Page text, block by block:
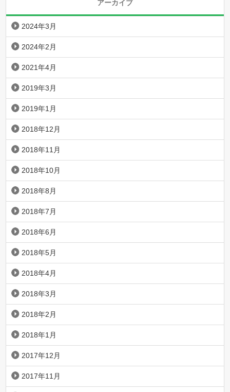
アーカイブ
2024年3月
2024年2月
2021年4月
2019年3月
2019年1月
2018年12月
2018年11月
2018年10月
2018年8月
2018年7月
2018年6月
2018年5月
2018年4月
2018年3月
2018年2月
2018年1月
2017年12月
2017年11月